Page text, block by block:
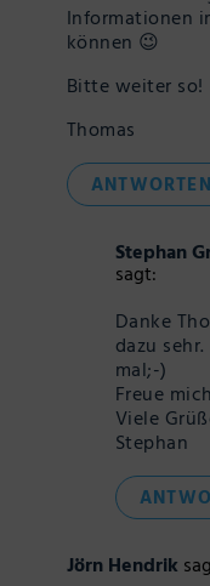
Informationen
können 😉
Bitte weiter so!
Thomas
ANTWORTEN
Stephan
sagt:
Danke
dazu
mal;-)
Freue
Viele
Stephan
Jörn Hendrik